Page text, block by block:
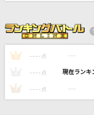
ALICE(アリス)
Wherever you are
ONE OK ROCK
イチバン星が駆ける空
1 ---- 点 ----
---- 点 ----
3 ---- 点 ----